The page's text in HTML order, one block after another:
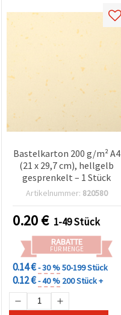
Bastelkarton 200 g/m² A4
(21 x 29,7 cm), hellgelb
gesprenkelt – 1 Stück
Artikelnummer: 820580
0.20€ 1-49 Stück
RABATTE
FÜR MENGE
0.14 €- 30 %50-199 Stück
0.12 €- 40 % 200 Stück +